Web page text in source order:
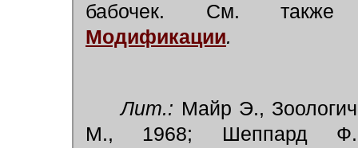
бабочек. См.
Модификации.
Лит.: Майр Э.,
М., 1968; Шеппард